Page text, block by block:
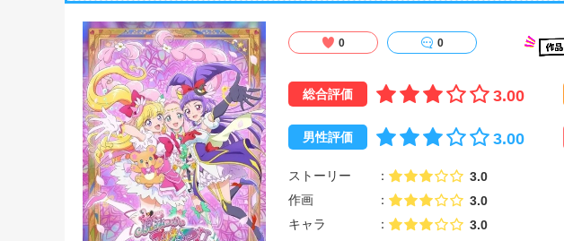
0 0
総合評価 3.00
男性評価 3.00
ストーリー 3.0
作画
3.0
キャラ
3.0